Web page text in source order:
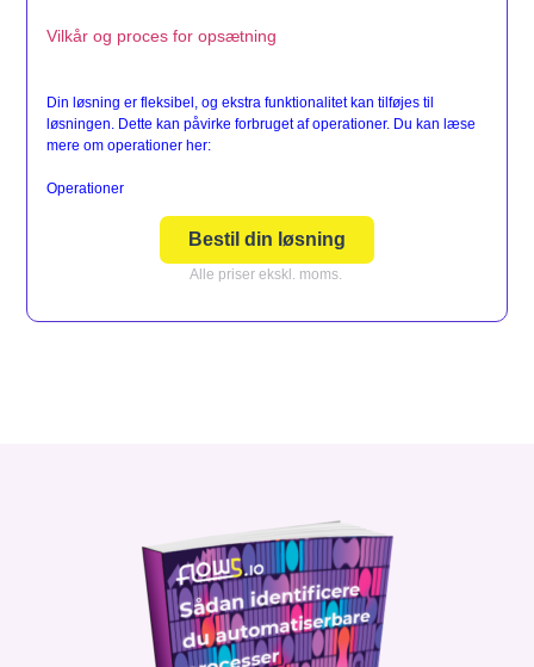
Vilkår og proces for opsætning
Din løsning er fleksibel, og ekstra funktionalitet kan tilføjes til
løsningen. Dette kan påvirke forbruget af operationer. Du kan læse
mere om operationer her:
Operationer
Bestil din løsning
Alle priser ekskl. moms.